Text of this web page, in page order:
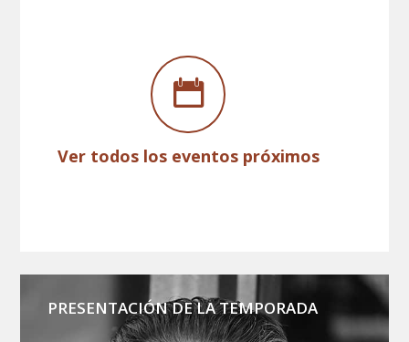
Ver todos los eventos próximos
PRESENTACIÓN DE LA TEMPORADA